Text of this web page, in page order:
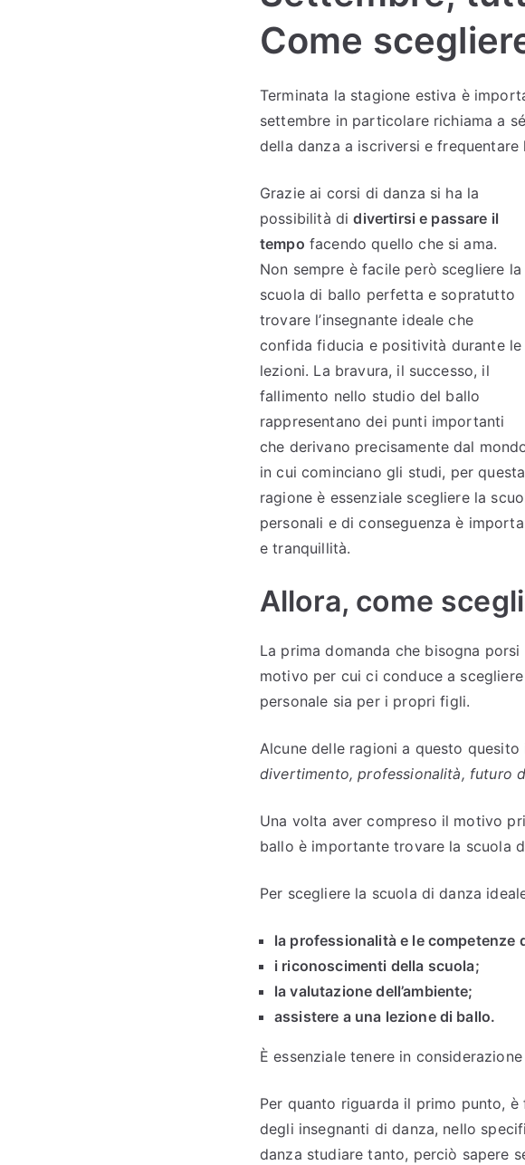
Come
Terminata la stagione estiva è
settembre in particolare richiama a
della danza a iscriversi e frequentare
Grazie ai corsi di danza si ha la
possibilità didivertirsi e passare il
tempo facendo quello che si ama.
Non sempre è facile però scegliere la
scuola di ballo perfetta e sopratutto
trovare l’insegnante ideale che
confida fiducia e positività durante le
lezioni. La bravura, il successo, il
fallimento nello studio del ballo
rappresentano dei punti importanti
che derivano precisamente dal
in cui cominciano gli studi, per questa
ragione è essenziale scegliere la
personali e di conseguenza è
e tranquillità.
Allora, come
La prima domanda che bisogna
motivo per cui ci conduce a
personale sia per i propri figli.
Alcune delle ragioni a questo
divertimento, professionalità, futuro
Una volta aver compreso il motivo
ballo è importante trovare la scuola
Per scegliere la scuola di danza
la professionalità e le competenze
i riconoscimenti della scuola;
la valutazione dell’ambiente;
assistere a una lezione di ballo.
È essenziale tenere in
Per quanto riguarda il primo punto,
degli insegnanti di danza, nello
danza studiare tanto, perciò sapere